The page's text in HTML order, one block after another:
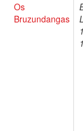
Os
Bruzundangas